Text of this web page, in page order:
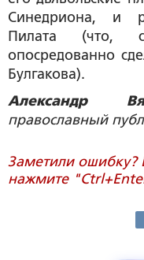
Синедриона, и
Пилата (что,
опосредованно
Булгакова).
Александр
православный
Заметили ошибку?
нажмите